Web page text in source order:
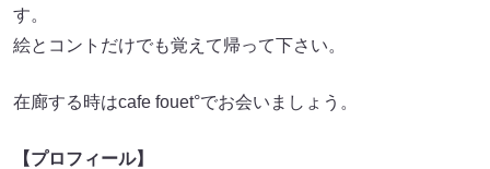
す。
絵とコントだけでも覚えて帰って下さい。
在廊する時はcafe fouet°でお会いましょう。
【プロフィール】